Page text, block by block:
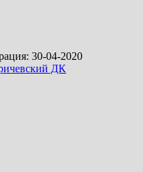
30-04-2020
ДК